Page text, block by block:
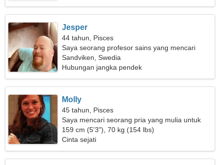
Jesper
44 tahun, Pisces
Saya seorang profesor sains yang mencari
wanita yang bersemangat
Sandviken, Swedia
Hubungan jangka pendek
Molly
45 tahun, Pisces
Saya mencari seorang pria yang mulia untuk
hidup
159 cm (5'3"), 70 kg (154 lbs)
Cinta sejati